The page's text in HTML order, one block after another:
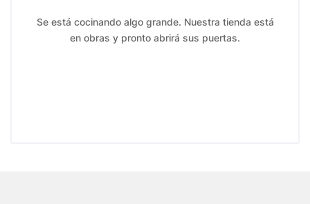
Se está cocinando algo grande. Nuestra tienda está
en obras y pronto abrirá sus puertas.